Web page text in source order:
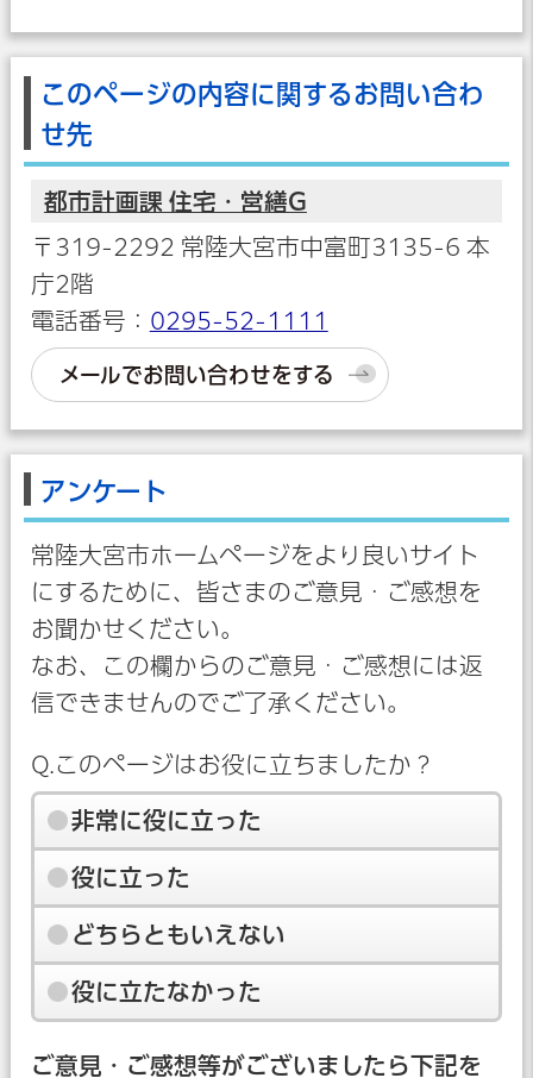
このページの内容に関するお問い合わ
せ先
都市計画課 住宅・営繕G
〒319-2292 常陸大宮市中富町3135-6 本
庁2階
電話番号： 0295-52-1111
メールでお問い合わせをする
アンケート
常陸大宮市ホームページをより良いサイト
にするために、皆さまのご意見・ご感想を
お聞かせください。
なお、この欄からのご意見・ご感想には返
信できませんのでご了承ください。
Q.このページはお役に立ちましたか？
非常に役に立った
役に立った
どちらともいえない
役に立たなかった
ご意見・ご感想等がございましたら下記を